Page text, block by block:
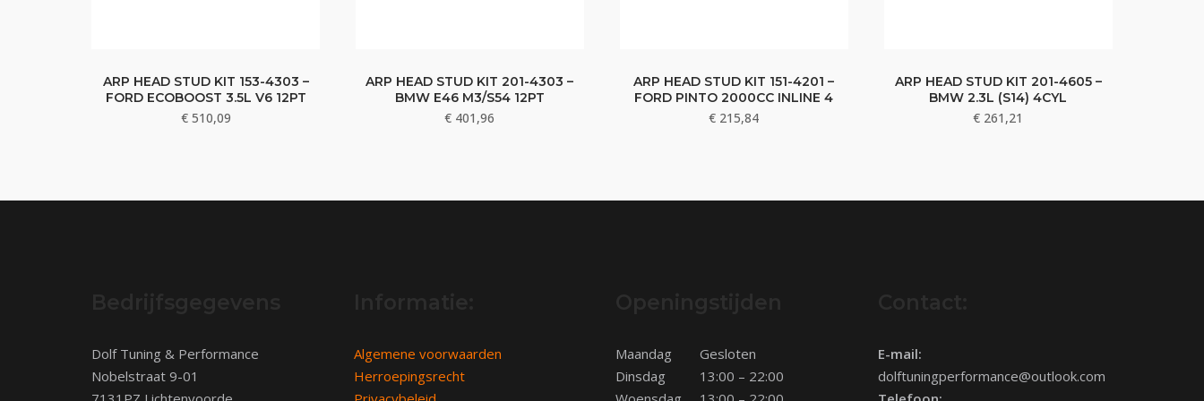
ARP HEAD STUD KIT 153-4303 –
FORD ECOBOOST 3.5L V6 12PT
€510,09
ARP HEAD STUD KIT 201-4303 –
BMW E46 M3/S54 12PT
€ 401,96
ARP HEAD STUD KIT 151-4201 –
FORD PINTO 2000CC INLINE 4
€ 215,84
ARP HEAD STUD KIT 201-4605 –
BMW 2.3L (S14) 4CYL
€ 261,21
Dolf Tuning & Performance
Nobelstraat 9-01
Algemene voorwaarden
Herroepingsrecht
Maandag
Gesloten
Dinsdag
13:00 – 22:00
E-mail:
dolftuningperformance@outlook.com